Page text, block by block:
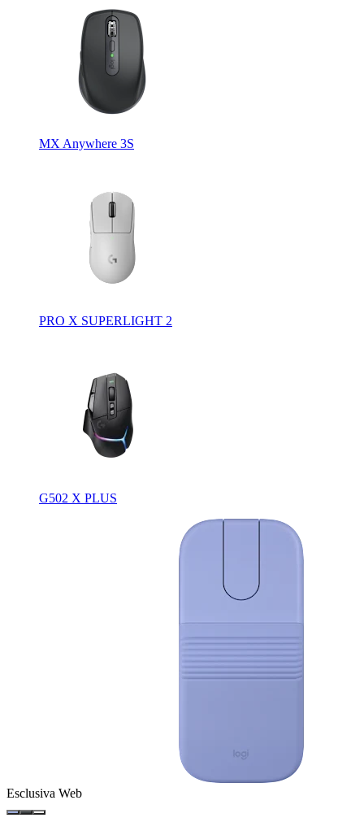
MX Anywhere 3S
PRO X SUPERLIGHT 2
G502 X PLUS
Esclusiva Web